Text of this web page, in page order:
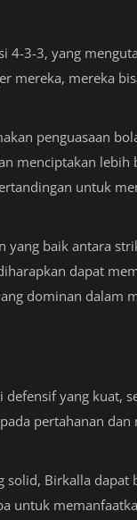
3-3, yang
mereka, mereka
penguasaan
menciptakan lebih
untuk
baik antara
dapat
dominan dalam
yang kuat,
pertahanan dan
solid, Birkalla dapat
untuk